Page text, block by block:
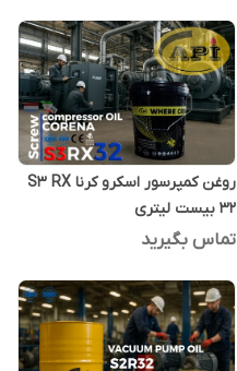
روغن کمپرسور اسکرو کرنا S3 RX
32 بیست لیتری
تماس بگیرید